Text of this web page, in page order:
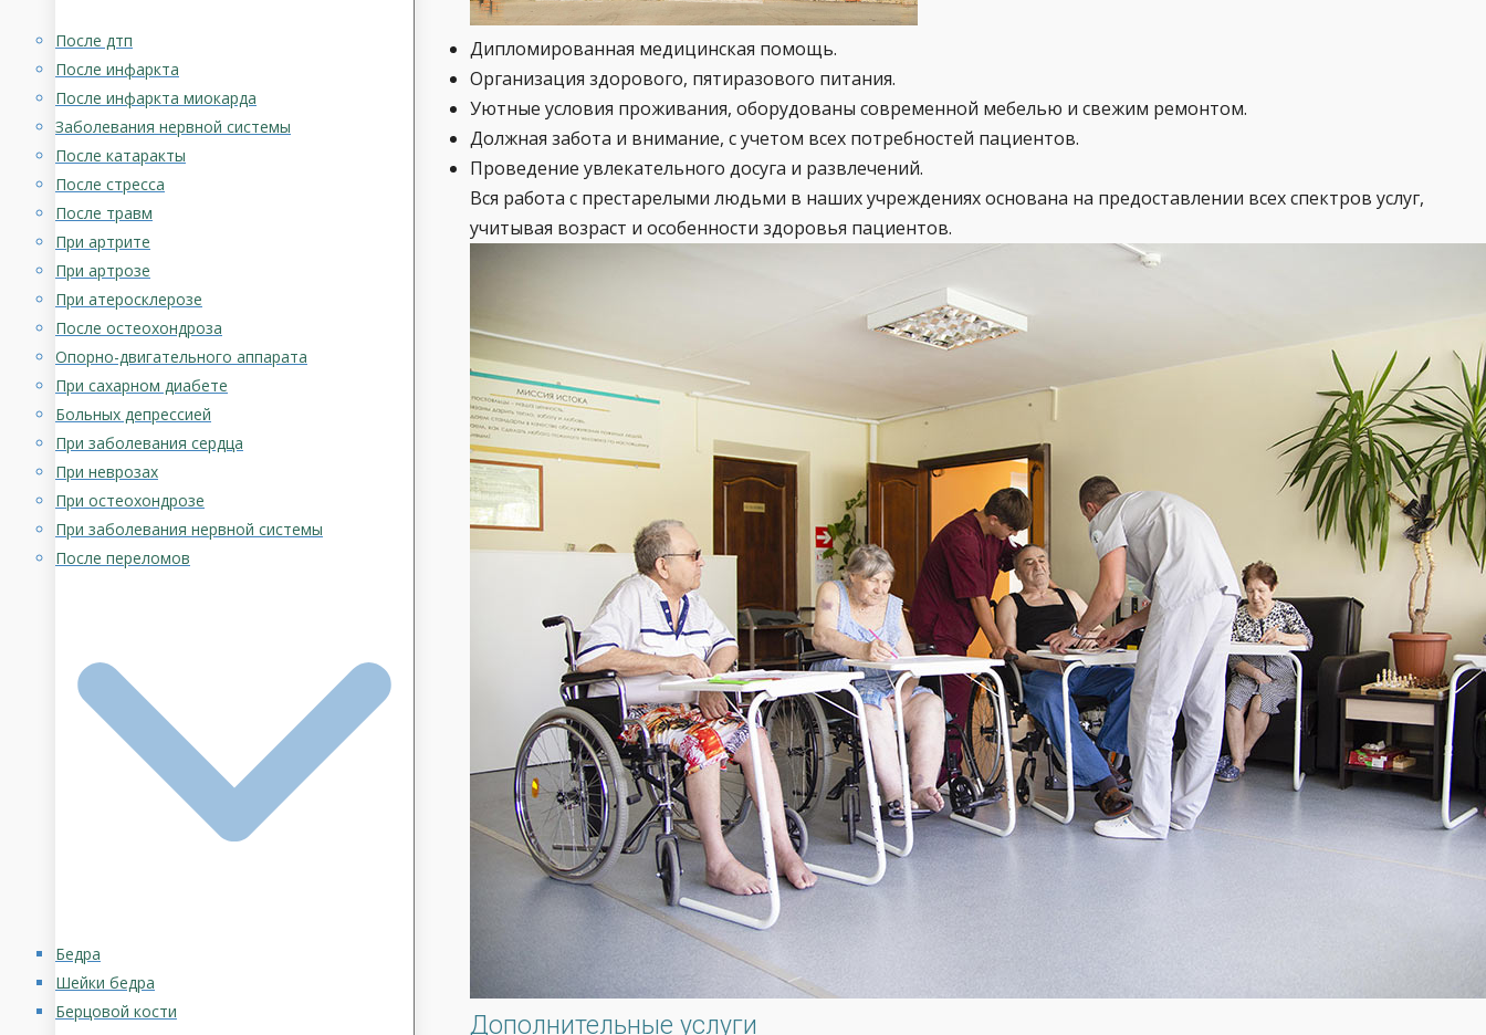
Дипломированная медицинская помощь.
Организация здорового, пятиразового питания.
Уютные условия проживания, оборудованы современной мебелью и свежим ремонтом.
Должная забота и внимание, с учетом всех потребностей пациентов.
Проведение увлекательного досуга и развлечений.
Вся работа с престарелыми людьми в наших учреждениях основана на предоставлении всех спектров услуг,
учитывая возраст и особенности здоровья пациентов.
Дополнительные услуги
После дтп
После инфаркта
После инфаркта миокарда
Заболевания нервной системы
После катаракты
После стресса
После травм
При артрите
При артрозе
При атеросклерозе
После остеохондроза
Опорно-двигательного аппарата
При сахарном диабете
Больных депрессией
При заболевания сердца
При неврозах
При остеохондрозе
При заболевания нервной системы
После переломов
Бедра
Шейки бедра
Берцовой кости